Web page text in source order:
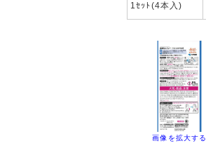
1ｾｯﾄ(4本入)
画像を拡大する